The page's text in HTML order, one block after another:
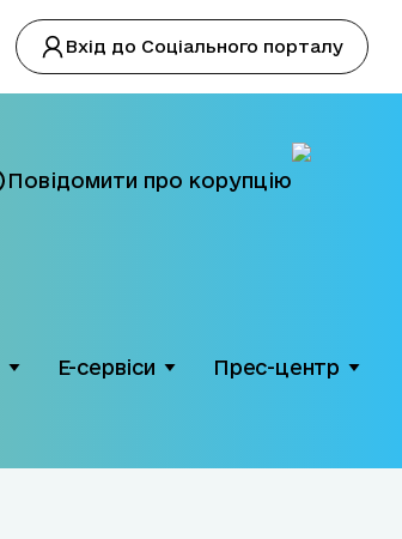
Вхід до Соціального порталу
Повідомити про корупцію
Е-сервіси Прес-центр